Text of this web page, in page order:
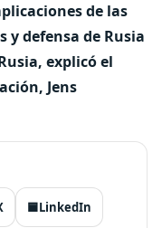
de las
y defensa de Rusia
explicó el
Jens
🟦LinkedIn